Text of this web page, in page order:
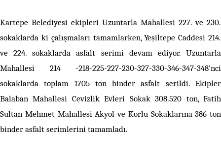
Kartepe Belediyesi ekipleri Uzuntarla Mahallesi 227. ve 230.
sokaklarda ki çalışmaları tamamlarken, Yeşiltepe Caddesi 214.
ve 224. sokaklarda asfalt serimi devam ediyor. Uzuntarla
Mahallesi 214 -218-225-227-230-327-330-346-347-348’nci
sokaklarda toplam 1705 ton binder asfalt serildi. Ekipler
Balaban Mahallesi Cevizlik Evleri Sokak 308.520 ton, Fatih
Sultan Mehmet Mahallesi Akyol ve Korlu Sokaklarına 386 ton
binder asfalt serimlerini tamamladı.